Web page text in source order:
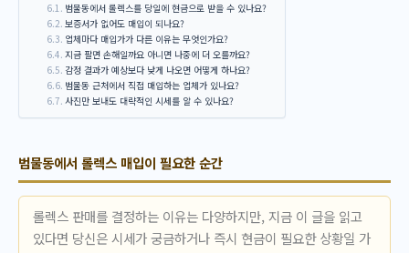
범물동에서 롤렉스를 당일에 현금으로 받을 수 있나요?
보증서가 없어도 매입이 되나요?
업체마다 매입가가 다른 이유는 무엇인가요?
지금 팔면 손해일까요 아니면 나중에 더 오를까요?
감정 결과가 예상보다 낮게 나오면 어떻게 하나요?
범물동 근처에서 직접 매입하는 업체가 있나요?
사진만 보내도 대략적인 시세를 알 수 있나요?
범물동에서 롤렉스 매입이 필요한 순간
롤렉스 판매를 결정하는 이유는 다양하지만, 지금 이 글을 읽고
있다면 당신은 시세가 궁금하거나 즉시 현금이 필요한 상황일 가